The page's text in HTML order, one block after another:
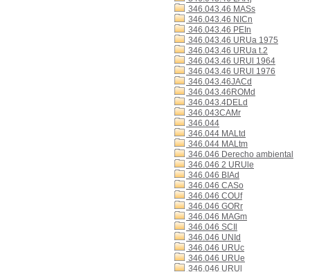
346.043.46 MASs
346.043.46 NICn
346.043.46 PEIn
346.043.46 URUa 1975
346.043.46 URUa t.2
346.043.46 URUl 1964
346.043.46 URUl 1976
346.043.46JACd
346.043.46ROMd
346.043.4DELd
346.043CAMr
346.044
346.044 MALtd
346.044 MALtm
346.046 Derecho ambiental
346.046 2 URUle
346.046 BIAd
346.046 CASo
346.046 COUf
346.046 GORr
346.046 MAGm
346.046 SCIl
346.046 UNId
346.046 URUc
346.046 URUe
346.046 URUl